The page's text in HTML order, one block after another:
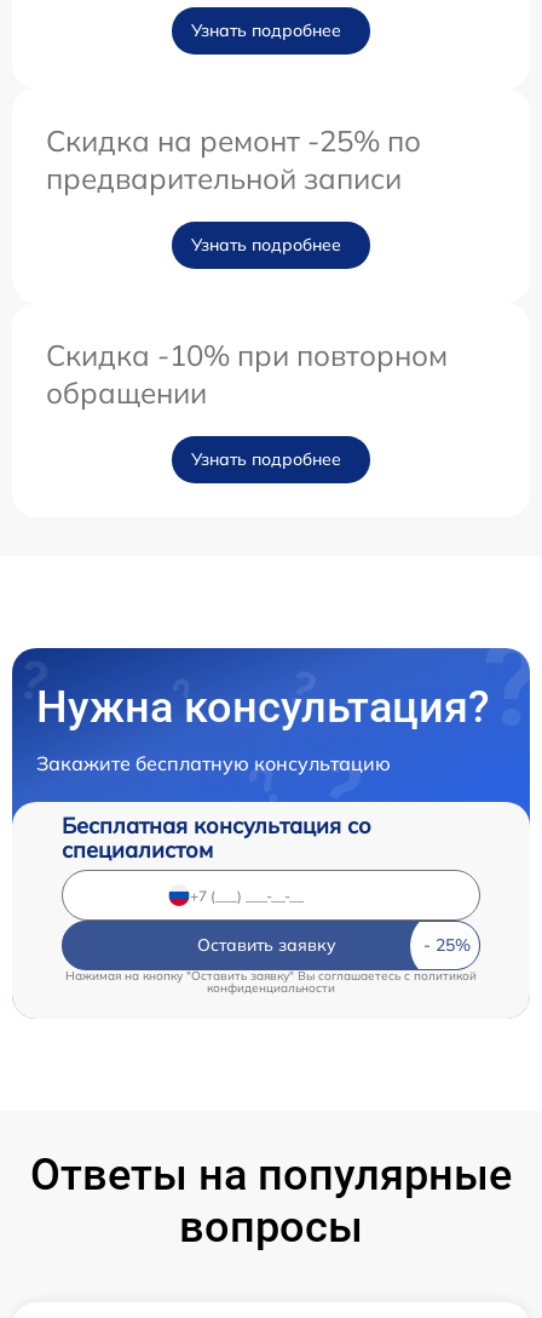
Узнать подробнее
Скидка на ремонт -25% по
предварительной записи
Узнать подробнее
Скидка -10% при повторном
обращении
Узнать подробнее
Нужна консультация?
Закажите бесплатную консультацию
Бесплатная консультация со
специалистом
Оставить заявку
Нажимая на кнопку "Оставить заявку" Вы соглашаетесь c политикой
конфиденциальности
Ответы на популярные
вопросы